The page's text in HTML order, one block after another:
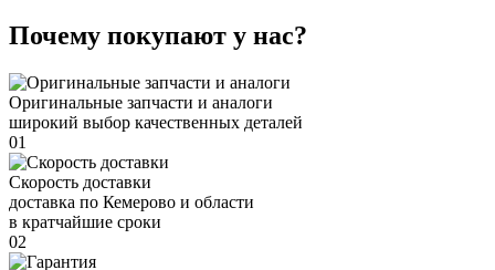
Почему покупают у нас?
Оригинальные запчасти и аналоги
широкий выбор качественных деталей
01
Скорость доставки
доставка по Кемерово и области
в кратчайшие сроки
02